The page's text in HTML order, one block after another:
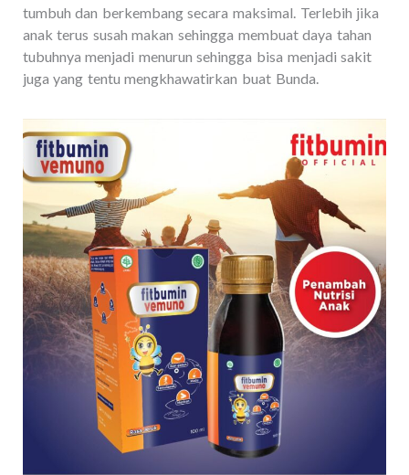
tumbuh dan berkembang secara maksimal. Terlebih jika
anak terus susah makan sehingga membuat daya tahan
tubuhnya menjadi menurun sehingga bisa menjadi sakit
juga yang tentu mengkhawatirkan buat Bunda.